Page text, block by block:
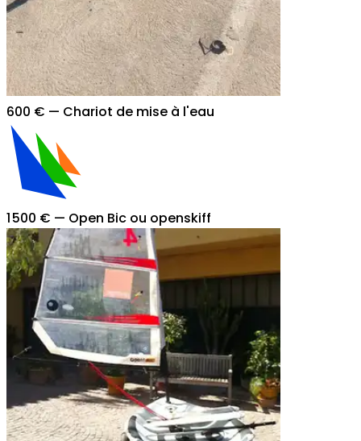
600 € — Chariot de mise à l'eau
1 500 € — Open Bic ou openskiff